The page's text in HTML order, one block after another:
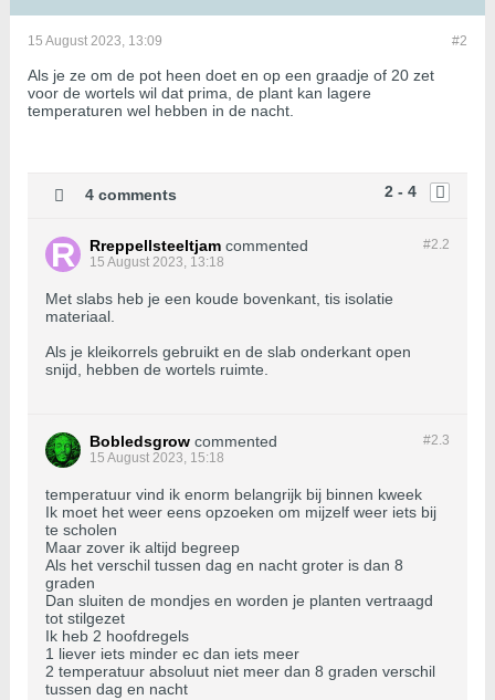
#2
15 August 2023, 13:09
Als je ze om de pot heen doet en op een graadje of 20 zet
voor de wortels wil dat prima, de plant kan lagere
temperaturen wel hebben in de nacht.
2 - 4
4 comments
#2.2
Rreppellsteeltjam commented
15 August 2023, 13:18
Met slabs heb je een koude bovenkant, tis isolatie
materiaal.
Als je kleikorrels gebruikt en de slab onderkant open
snijd, hebben de wortels ruimte.
#2.3
Bobledsgrow commented
15 August 2023, 15:18
temperatuur vind ik enorm belangrijk bij binnen kweek
Ik moet het weer eens opzoeken om mijzelf weer iets bij
te scholen
Maar zover ik altijd begreep
Als het verschil tussen dag en nacht groter is dan 8
graden
Dan sluiten de mondjes en worden je planten vertraagd
tot stilgezet
Ik heb 2 hoofdregels
1 liever iets minder ec dan iets meer
2 temperatuur absoluut niet meer dan 8 graden verschil
tussen dag en nacht